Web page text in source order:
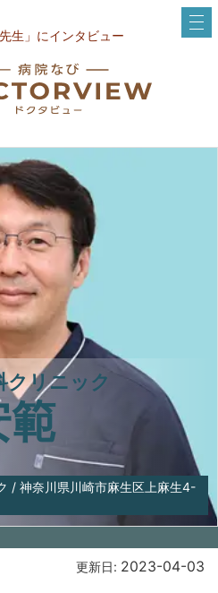
生」にインタビュー
クリニック
範
/ 神奈川県川崎市麻生区上麻生4-
更新日: 2023-04-03